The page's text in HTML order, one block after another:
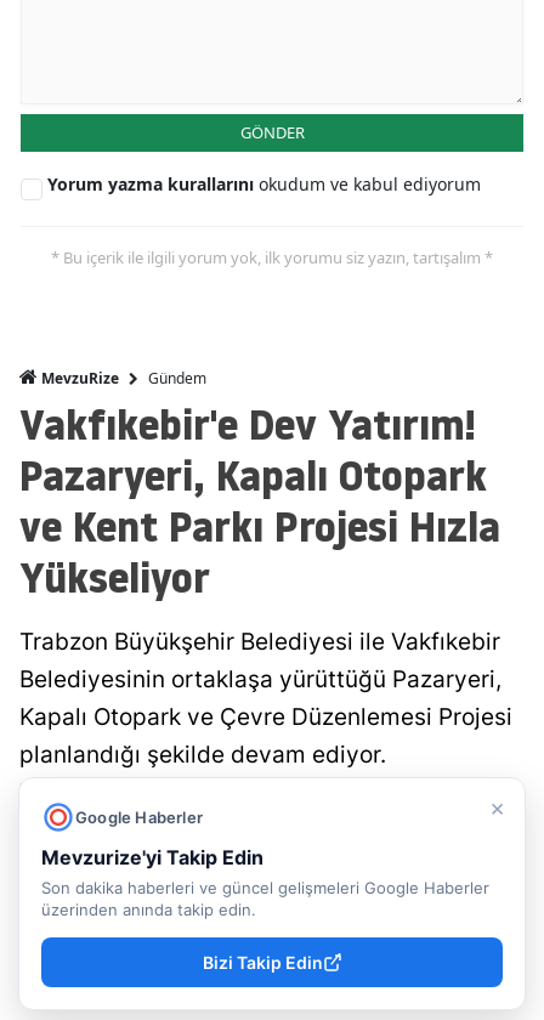
×
Google Haberler
Mevzurize'yi Takip Edin
Son dakika haberleri ve güncel gelişmeleri Google Haberler
üzerinden anında takip edin.
Bizi Takip Edin
GÖNDER
Yorum yazma kurallarını okudum ve kabul ediyorum
* Bu içerik ile ilgili yorum yok, ilk yorumu siz yazın, tartışalım *
MevzuRize Gündem
Vakfıkebir'e Dev Yatırım!
Pazaryeri, Kapalı Otopark
ve Kent Parkı Projesi Hızla
Yükseliyor
Trabzon Büyükşehir Belediyesi ile Vakfıkebir
Belediyesinin ortaklaşa yürüttüğü Pazaryeri,
Kapalı Otopark ve Çevre Düzenlemesi Projesi
planlandığı şekilde devam ediyor.
Tamamlandığında modern pazar alanı, kapalı
otopark, ticari alanlar ve sosyal yaşam
alanlarıyla ilçe yeni bir cazibe merkezine
kavuşacak.
Muhabir
Yayınlanma
07 Ağustos 2026 - 09:54
Haberleri